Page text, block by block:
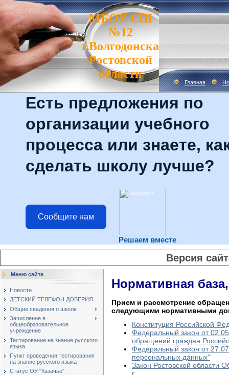
МБОУ СШ
№12
г.Волгодонска
Ростовской
области
Главная
Есть предложения по
организации учебного
процесса или знаете,
сделать школу лучше?
Сообщите нам
Решаем вместе
Версия
Меню сайта
Новости
ДЕТСКИЙ ТЕЛЕФОН ДОВЕРИЯ
Общие сведения о школе
Зачисление в
общеобразовательное
учреждение
Тестирование на знание русского
языка
Пункт проведения тестирования
на знание русского языка
Статус ОУ "Казачье"
Нормативная
Прием и рассмотрение
следующими нормативными
Конституция Российской
Федеральный закон от
обращений граждан
Федеральный закон от
персональных данных"
Закон Ростовской